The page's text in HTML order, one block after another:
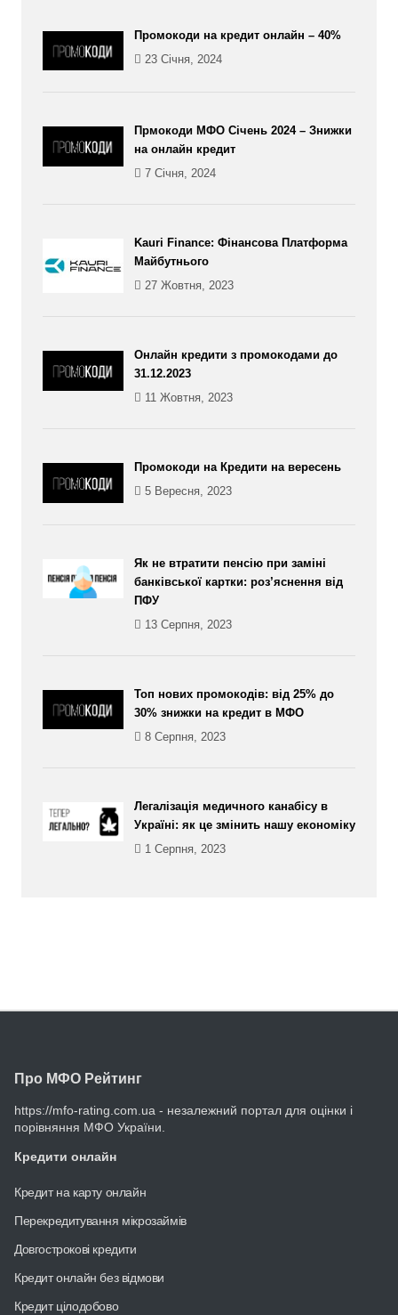
Промокоди на кредит онлайн – 40%
23 Січня, 2024
Прмокоди МФО Січень 2024 – Знижки
на онлайн кредит
7 Січня, 2024
Kauri Finance: Фінансова Платформа
Майбутнього
27 Жовтня, 2023
Онлайн кредити з промокодами до
31.12.2023
11 Жовтня, 2023
Промокоди на Кредити на вересень
5 Вересня, 2023
Як не втратити пенсію при заміні
банківської картки: роз’яснення від
ПФУ
13 Серпня, 2023
Топ нових промокодів: від 25% до
30% знижки на кредит в МФО
8 Серпня, 2023
Легалізація медичного канабісу в
Україні: як це змінить нашу економіку
1 Серпня, 2023
Про МФО Рейтинг
https://mfo-rating.com.ua - незалежний портал для оцінки і
порівняння МФО України.
Кредити онлайн
Кредит на карту онлайн
Перекредитування мікрозаймів
Довгострокові кредити
Кредит онлайн без відмови
Кредит цілодобово